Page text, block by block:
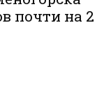
почти на 2